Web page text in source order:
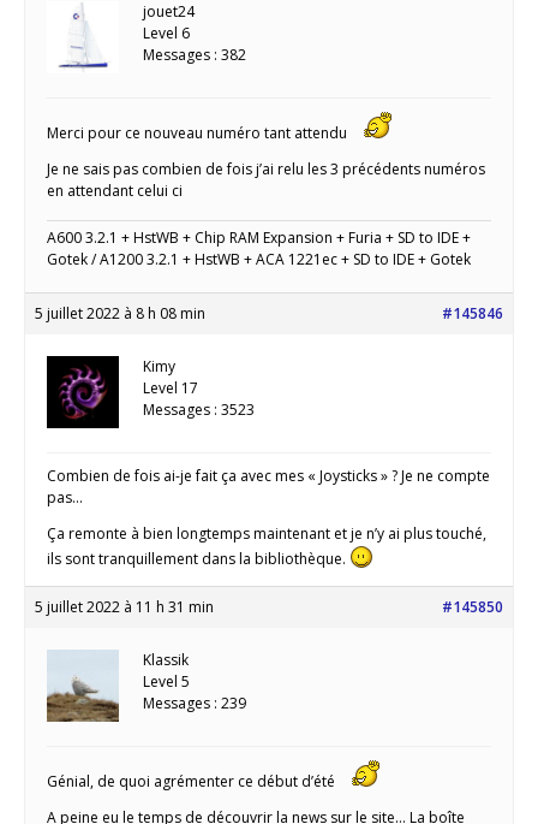
jouet24
Level 6
Messages : 382
Merci pour ce nouveau numéro tant attendu
Je ne sais pas combien de fois j’ai relu les 3 précédents numéros
en attendant celui ci
A600 3.2.1 + HstWB + Chip RAM Expansion + Furia + SD to IDE +
Gotek / A1200 3.2.1 + HstWB + ACA 1221ec + SD to IDE + Gotek
5 juillet 2022 à 8 h 08 min #145846
Kimy
Level 17
Messages : 3523
Combien de fois ai-je fait ça avec mes « Joysticks » ? Je ne compte
pas…
Ça remonte à bien longtemps maintenant et je n’y ai plus touché,
ils sont tranquillement dans la bibliothèque.
5 juillet 2022 à 11 h 31 min #145850
Klassik
Level 5
Messages : 239
Génial, de quoi agrémenter ce début d’été
A peine eu le temps de découvrir la news sur le site… La boîte